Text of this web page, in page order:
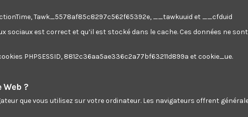
Tawk_5578af85c8297c562f65392e, __tawkuuid et __cfduid
sociaux est correct et qu’il est stocké dans le cache. Ces données ne
PHPSESSID, 8812c36aa5ae336c2a77bf63211d899a et cookie_ue.
?
que vous utilisez sur votre ordinateur. Les navigateurs offrent